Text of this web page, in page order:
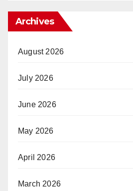
Archives
August 2026
July 2026
June 2026
May 2026
April 2026
March 2026